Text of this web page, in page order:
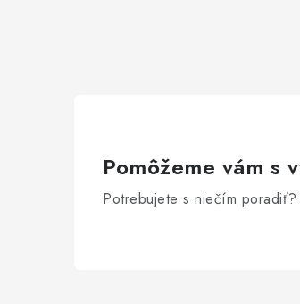
Pomôžeme vám s
Potrebujete s niečím poradiť?